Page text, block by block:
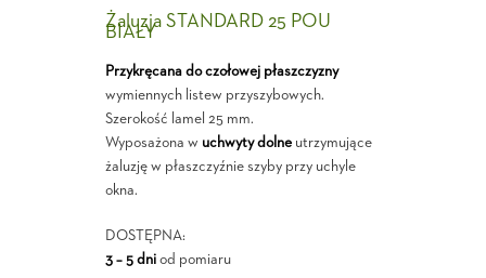
Żaluzja STANDARD 25 POU
BIAŁY
Przykręcana do czołowej płaszczyzny
wymiennych listew przyszybowych.
Szerokość lamel 25 mm.
Wyposażona w uchwyty dolneutrzymujące
żaluzję w płaszczyźnie szyby przy uchyle
okna.
DOSTĘPNA:
3 – 5 dniod pomiaru